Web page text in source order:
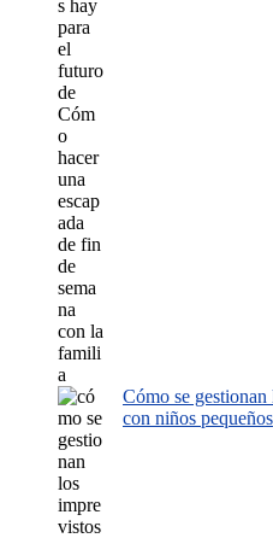
Cómo se
con niños pequeños